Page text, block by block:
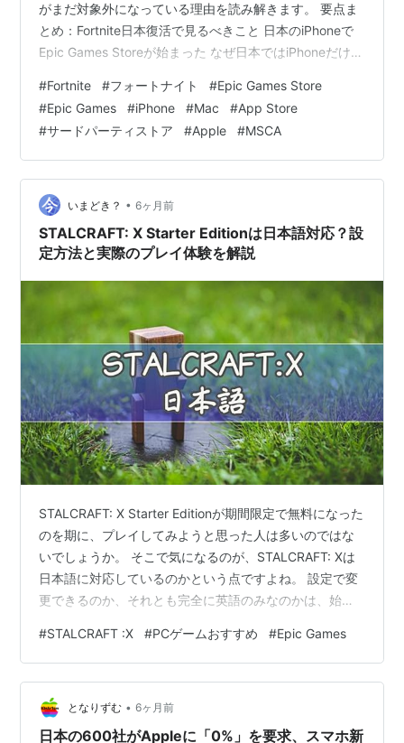
がまだ対象外になっている理由を読み解きます。 要点ま
とめ：Fortnite日本復活で見るべきこと 日本のiPhoneで
Epic Games Storeが始まった なぜ日本ではiPhoneだけな
Fortniteが戻らないことのややこしさ 使う側が今見ておき
たいこと 海外の反応：Macユーザーからは困惑の声 ひと
こと：復活より分断が見えるニュース まとめ：iPhone復
活は前進だが、自由化の完成ではない どう…
#Fortnite #フォートナイト #Epic Games Store
#Epic Games #iPhone #Mac #App Store
#サードパーティストア #Apple #MSCA
いまどき？ • 6ヶ月前
STALCRAFT: X Starter Editionは日本語対応？設
定方法と実際のプレイ体験を解説
STALCRAFT: X Starter Editionが期間限定で無料になった
のを期に、プレイしてみようと思った人は多いのではな
いでしょうか。 そこで気になるのが、STALCRAFT: Xは
日本語に対応しているのかという点ですよね。 設定で変
更できるのか、それとも完全に英語のみなのかは、始め
言語一覧、設定画面での確認方法、英語が苦手でも遊べ
るのかどうかを実体験ベースで整理しました。 Starter
Editionの特典内容や注意点も含めて解説しているので、
購入や取得を迷っている方はぜひ参考にしてください。
STALCRAFT: X Star…
#STALCRAFT :X #PCゲームおすすめ #Epic Games
となりずむ • 6ヶ月前
日本の600社がAppleに「0%」を要求、スマホ新